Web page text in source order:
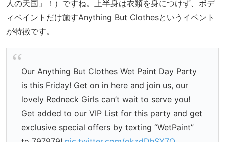
人の天国」！）ですね。上半身は衣類を身につけず、ボデ
ィペイントだけ施すAnything But Clothesというイベント
が特徴です。
Our Anything But Clothes Wet Paint Day Party
is this Friday! Get on in here and join us, our
lovely Redneck Girls can’t wait to serve you!
Get added to our VIP List for this party and get
exclusive special offers by texting “WetPaint”